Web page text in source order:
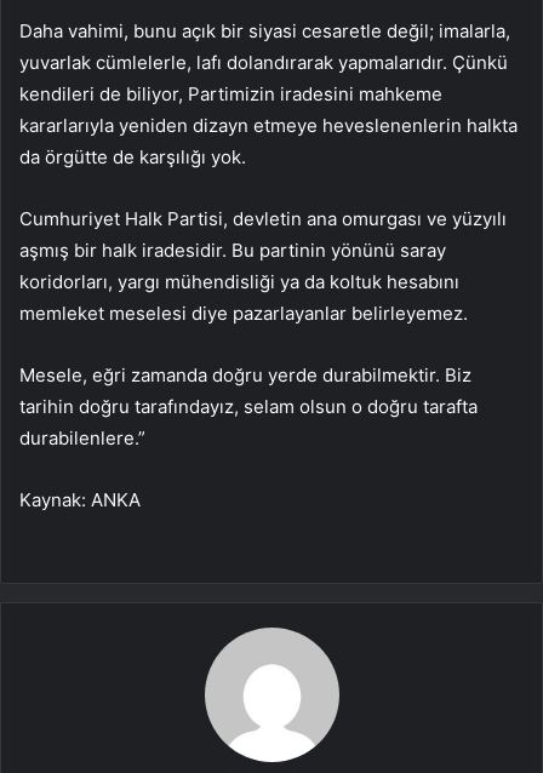
Daha vahimi, bunu açık bir siyasi cesaretle değil; imalarla,
yuvarlak cümlelerle, lafı dolandırarak yapmalarıdır. Çünkü
kendileri de biliyor, Partimizin iradesini mahkeme
kararlarıyla yeniden dizayn etmeye heveslenenlerin halkta
da örgütte de karşılığı yok.
Cumhuriyet Halk Partisi, devletin ana omurgası ve yüzyılı
aşmış bir halk iradesidir. Bu partinin yönünü saray
koridorları, yargı mühendisliği ya da koltuk hesabını
memleket meselesi diye pazarlayanlar belirleyemez.
Mesele, eğri zamanda doğru yerde durabilmektir. Biz
tarihin doğru tarafındayız, selam olsun o doğru tarafta
durabilenlere.”
Kaynak: ANKA